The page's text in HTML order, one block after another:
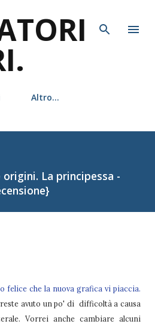
Altro…
origini. La principessa -
felice che la nuova grafica vi piaccia.
avuto un po' di difficoltà a causa
Vorrei anche cambiare alcuni